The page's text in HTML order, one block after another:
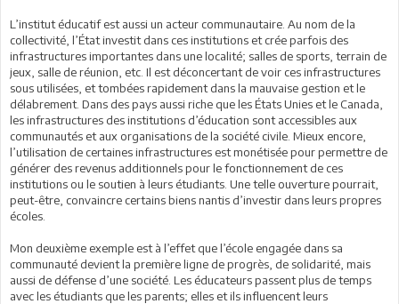
L’institut éducatif est aussi un acteur communautaire. Au nom de la
collectivité, l’État investit dans ces institutions et crée parfois des
infrastructures importantes dans une localité; salles de sports, terrain de
jeux, salle de réunion, etc. Il est déconcertant de voir ces infrastructures
sous utilisées, et tombées rapidement dans la mauvaise gestion et le
délabrement. Dans des pays aussi riche que les États Unies et le Canada,
les infrastructures des institutions d’éducation sont accessibles aux
communautés et aux organisations de la société civile. Mieux encore,
l’utilisation de certaines infrastructures est monétisée pour permettre de
générer des revenus additionnels pour le fonctionnement de ces
institutions ou le soutien à leurs étudiants. Une telle ouverture pourrait,
peut-être, convaincre certains biens nantis d’investir dans leurs propres
écoles.
Mon deuxième exemple est à l’effet que l’école engagée dans sa
communauté devient la première ligne de progrès, de solidarité, mais
aussi de défense d’une société. Les éducateurs passent plus de temps
avec les étudiants que les parents; elles et ils influencent leurs